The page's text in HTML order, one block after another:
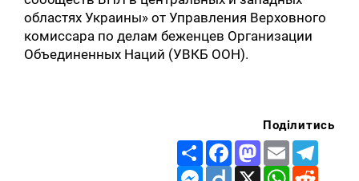
областях Украины» от Управления Верховного
комиссара по делам беженцев Организации
Объединенных Наций (УВКБ ООН).
Поділитись
Share FacebookMastodon
Email
Messenger
Diigo X WhatsApp